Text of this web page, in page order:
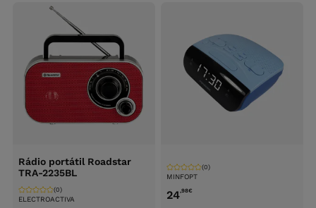
Rádio portátil Roadstar
TRA-2235BL
ELECTROACTIVA
(0)
MINFOPT
(0)
24,98€